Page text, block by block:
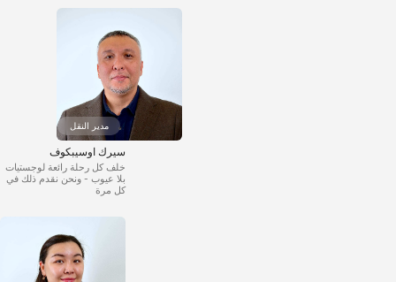
مدير النقل
خلف كل رحلة رائعة لوجستيات
بلا عيوب - ونحن نقدم ذلك في
كل مرة
سيرك اوسيبكوف